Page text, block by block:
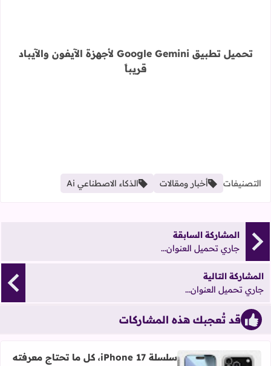
تحميل تطبيق Google Gemini لأجهزة الآيفون والآيباد
قريباً
التصنيفات أخبار ومقالات الذكاء الاصطناعي Ai
المشاركة السابقة
جاري تحميل العنوان...
المشاركة التالية
جاري تحميل العنوان...
قد تُعجبك هذه المشاركات
سلسلة iPhone 17، كل ما تحتاج معرفته